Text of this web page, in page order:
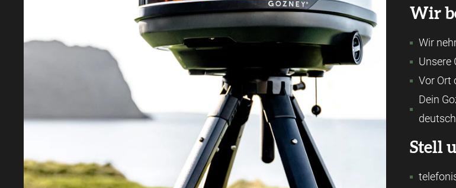
Wir
Wir
Unsere
Vor Ort
Dein
Stell